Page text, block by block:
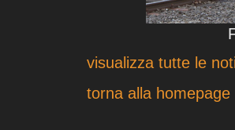
visualizza tutte le
torna alla homepage